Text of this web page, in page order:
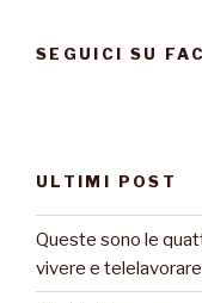
SEGUICI SU
ULTIMI POST
Queste sono le
vivere e